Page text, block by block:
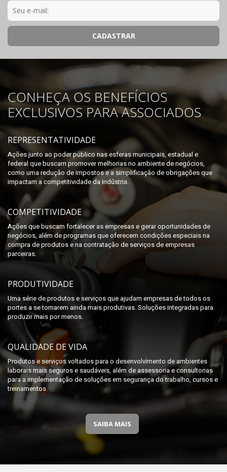
CONHEÇA OS BENEFÍCIOS
EXCLUSIVOS PARA ASSOCIADOS
REPRESENTATIVIDADE
Ações junto ao poder público nas esferas municipais, estadual e
federal que buscam promover melhorias no ambiente de negócios,
como uma redução de impostos e a simplificação de obrigações que
impactam a competitividade da indústria.
COMPETITIVIDADE
Ações que buscam fortalecer as empresas e gerar oportunidades de
negócios, além de programas que oferecem condições especiais na
compra de produtos e na contratação de serviços de empresas
parceiras.
PRODUTIVIDADE
Uma série de produtos e serviços que ajudam empresas de todos os
portes a se tornarem ainda mais produtivas. Soluções integradas para
produzir mais por menos.
QUALIDADE DE VIDA
Produtos e serviços voltados para o desenvolvimento de ambientes
laborais mais seguros e saudáveis, além de assessoria e consultorias
para a implementação de soluções em segurança do trabalho, cursos e
treinamentos.
SAIBA MAIS